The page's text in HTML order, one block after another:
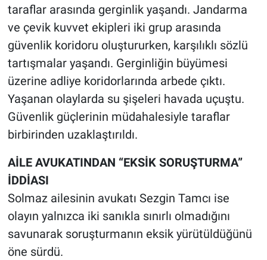
taraflar arasında gerginlik yaşandı. Jandarma
ve çevik kuvvet ekipleri iki grup arasında
güvenlik koridoru oluştururken, karşılıklı sözlü
tartışmalar yaşandı. Gerginliğin büyümesi
üzerine adliye koridorlarında arbede çıktı.
Yaşanan olaylarda su şişeleri havada uçuştu.
Güvenlik güçlerinin müdahalesiyle taraflar
birbirinden uzaklaştırıldı.
AİLE AVUKATINDAN “EKSİK SORUŞTURMA”
İDDİASI
Solmaz ailesinin avukatı Sezgin Tamcı ise
olayın yalnızca iki sanıkla sınırlı olmadığını
savunarak soruşturmanın eksik yürütüldüğünü
öne sürdü.